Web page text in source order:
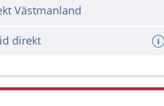
Västmanland
direkt